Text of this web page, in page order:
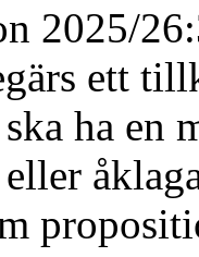
2025/
ett
ha en